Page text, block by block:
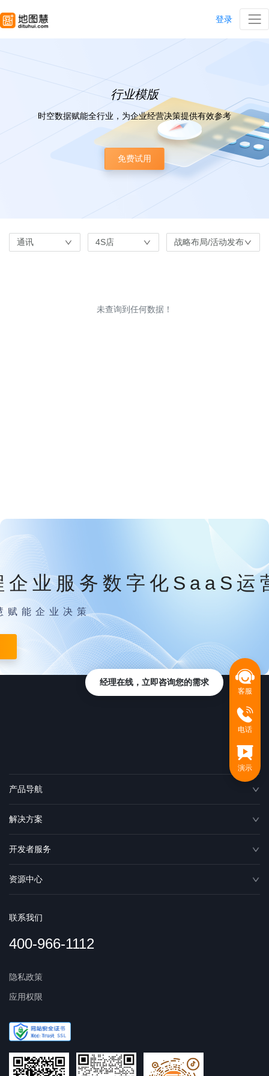
登录
行业模版
时空数据赋能全行业，为企业经营决策提供有效参考
免费试用
通讯 4S店 战略布局/活动发布
未查询到任何数据！
企业服务数字化SaaS运
赋能企业决策
产品导航
解决方案
开发者服务
资源中心
联系我们
400-966-1112
隐私政策
应用权限
客服
电话
演示
经理在线，立即咨询您的需求